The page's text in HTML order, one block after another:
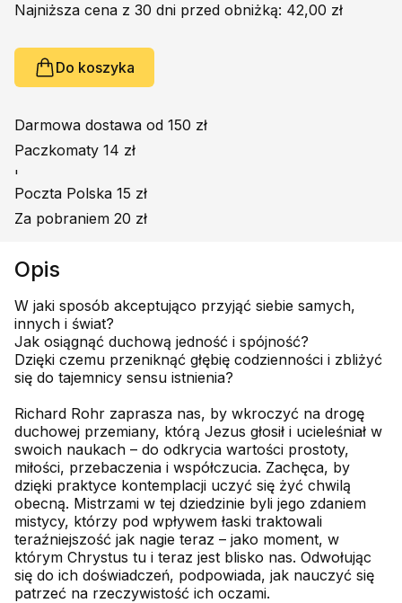
Najniższa cena z 30 dni przed obniżką: 42,00 zł
Do koszyka
Darmowa dostawa od 150 zł
Paczkomaty 14 zł
'
Poczta Polska 15 zł
Za pobraniem 20 zł
Opis
W jaki sposób akceptująco przyjąć siebie samych,
innych i świat?
Jak osiągnąć duchową jedność i spójność?
Dzięki czemu przeniknąć głębię codzienności i zbliżyć
się do tajemnicy sensu istnienia?
Richard Rohr zaprasza nas, by wkroczyć na drogę
duchowej przemiany, którą Jezus głosił i ucieleśniał w
swoich naukach – do odkrycia wartości prostoty,
miłości, przebaczenia i współczucia. Zachęca, by
dzięki praktyce kontemplacji uczyć się żyć chwilą
obecną. Mistrzami w tej dziedzinie byli jego zdaniem
mistycy, którzy pod wpływem łaski traktowali
teraźniejszość jak nagie teraz – jako moment, w
którym Chrystus tu i teraz jest blisko nas. Odwołując
się do ich doświadczeń, podpowiada, jak nauczyć się
patrzeć na rzeczywistość ich oczami.